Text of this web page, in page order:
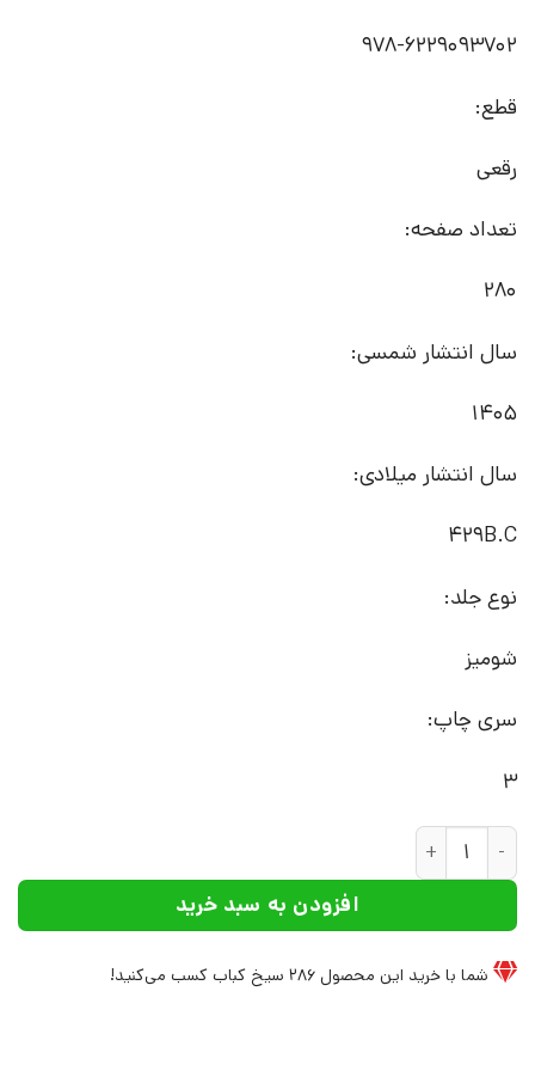
978-6229093702
قطع:
رقعی
تعداد صفحه:
280
سال انتشار شمسی:
1405
سال انتشار میلادی:
429B.C
نوع جلد:
شومیز
سری چاپ:
3
کتاب افسانه های تبای | انتشارات گستره عدد
افزودن به سبد خرید
شما با خرید این محصول 286 سیخ کباب کسب می‌کنید!